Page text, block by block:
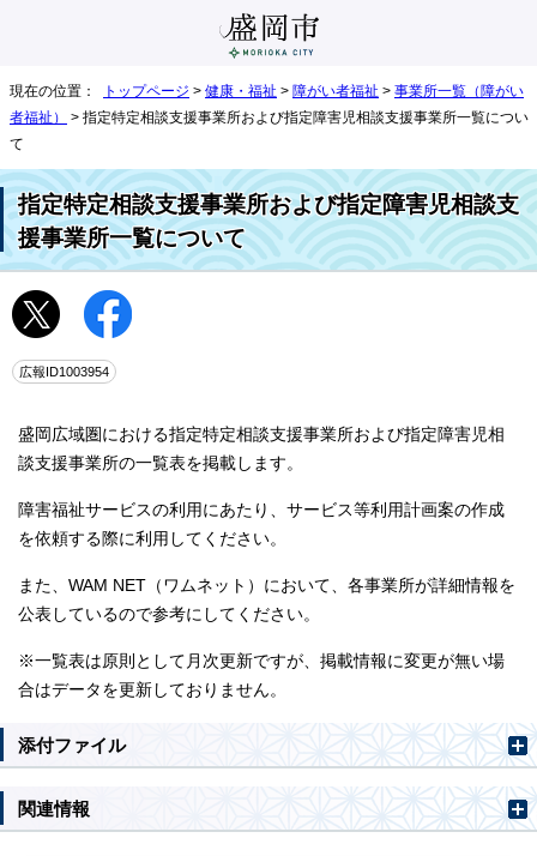
現在の位置： トップページ > 健康・福祉 > 障がい者福祉 > 事業所一覧（障がい
者福祉）
> 指定特定相談支援事業所および指定障害児相談支援事業所一覧につい
て
指定特定相談支援事業所および指定障害児相談支
援事業所一覧について
広報ID1003954
盛岡広域圏における指定特定相談支援事業所および指定障害児相
談支援事業所の一覧表を掲載します。
障害福祉サービスの利用にあたり、サービス等利用計画案の作成
を依頼する際に利用してください。
また、WAM NET（ワムネット）において、各事業所が詳細情報を
公表しているので参考にしてください。
※一覧表は原則として月次更新ですが、掲載情報に変更が無い場
合はデータを更新しておりません。
添付ファイル
関連情報